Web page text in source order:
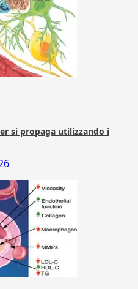
si propaga utilizzando i